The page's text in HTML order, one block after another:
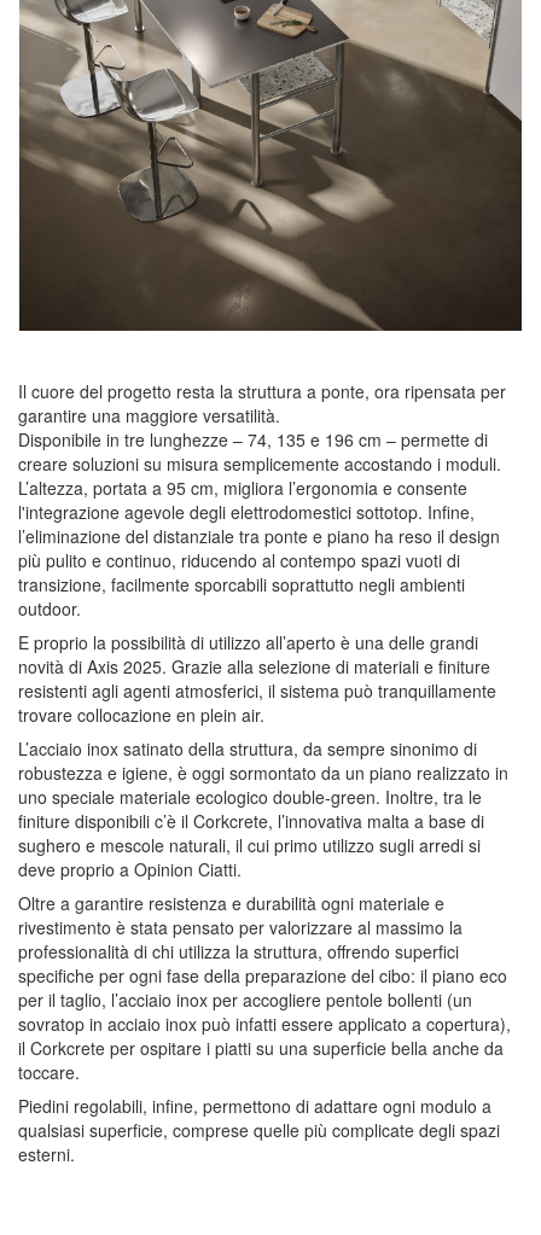
Il cuore del progetto resta la struttura a ponte, ora ripensata per
garantire una maggiore versatilità.
Disponibile in tre lunghezze – 74, 135 e 196 cm – permette di
creare soluzioni su misura semplicemente accostando i moduli.
L’altezza, portata a 95 cm, migliora l’ergonomia e consente
l'integrazione agevole degli elettrodomestici sottotop. Infine,
l’eliminazione del distanziale tra ponte e piano ha reso il design
più pulito e continuo, riducendo al contempo spazi vuoti di
transizione, facilmente sporcabili soprattutto negli ambienti
outdoor.
E proprio la possibilità di utilizzo all’aperto è una delle grandi
novità diAxis 2025. Grazie alla selezione di materiali e finiture
resistenti agli agenti atmosferici, il sistema può tranquillamente
trovare collocazioneen plein air.
L’acciaio inox satinato dellastruttura, da sempre sinonimo di
robustezza e igiene, è oggi sormontato da unpiano realizzato in
uno speciale materiale ecologicodouble-green. Inoltre, tra le
finiture disponibili c’è ilCorkcrete, l’innovativa malta a base di
sughero e mescole naturali, il cuiprimo utilizzo sugliarredi si
deve proprio aOpinion Ciatti.
Oltre a garantire resistenza e durabilità ogni materiale e
rivestimento è stata pensato per valorizzare al massimo la
professionalità di chi utilizza la struttura, offrendo superfici
specifiche per ogni fase della preparazione del cibo: il piano eco
per il taglio, l’acciaio inox per accogliere pentole bollenti (un
sovratop in acciaio inox può infatti essere applicato a copertura),
il Corkcrete per ospitare i piatti su una superficie bella anche da
toccare.
Piedini regolabili, infine, permettono di adattare ogni modulo a
qualsiasi superficie, comprese quelle più complicate degli spazi
esterni.